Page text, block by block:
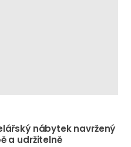
nábytek navržený
a udržitelně